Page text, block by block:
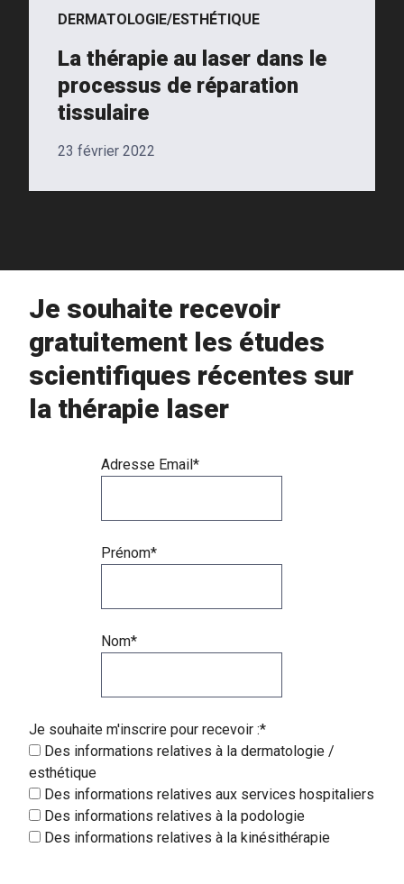
DERMATOLOGIE/ESTHÉTIQUE
La thérapie au laser dans le
processus de réparation
tissulaire
23 février 2022
Je souhaite recevoir
gratuitement les études
scientifiques récentes sur
la thérapie laser
Adresse Email*
Prénom*
Nom*
Je souhaite m'inscrire pour recevoir :*
Des informations relatives à la dermatologie /
esthétique
Des informations relatives aux services hospitaliers
Des informations relatives à la podologie
Des informations relatives à la kinésithérapie